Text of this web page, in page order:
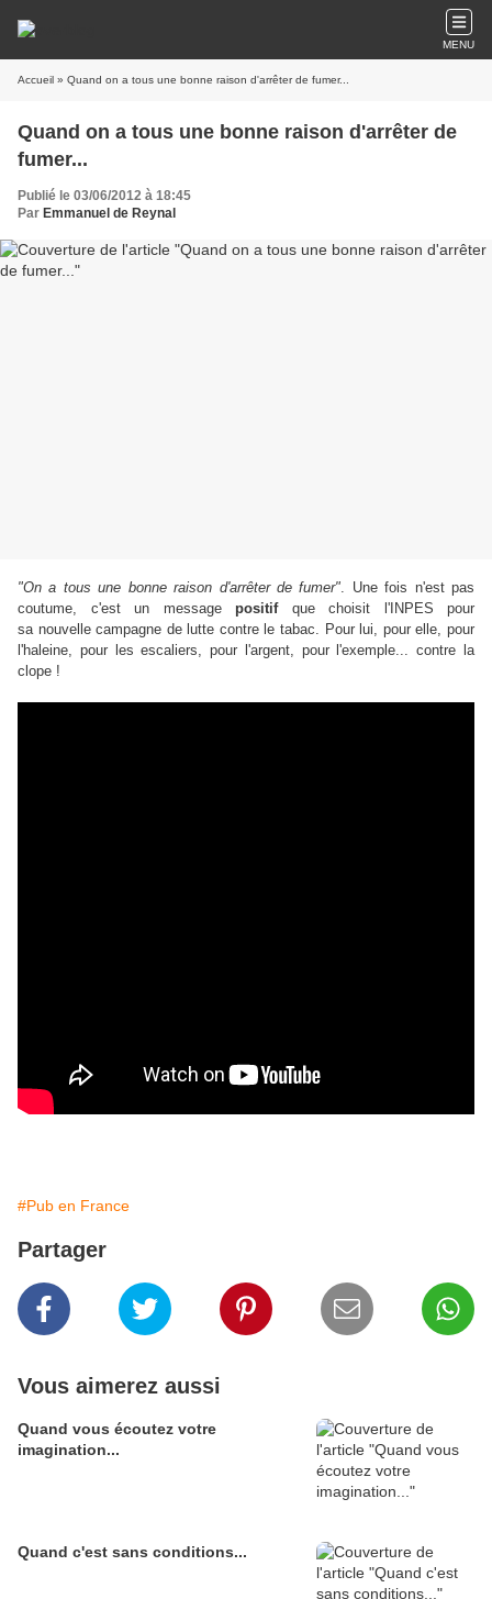
MENU
Accueil » Quand on a tous une bonne raison d'arrêter de fumer...
Quand on a tous une bonne raison d'arrêter de
fumer...
Publié le 03/06/2012 à 18:45
Par Emmanuel de Reynal
"On a tous une bonne raison d'arrêter de fumer". Une fois n'est pas
coutume, c'est un message positifque choisit l'INPES pour
sa nouvelle campagne de lutte contre le tabac. Pour lui, pour elle, pour
l'haleine, pour les escaliers, pour l'argent, pour l'exemple... contre la
clope !
#Pub en France
Partager
Vous aimerez aussi
Quand vous écoutez votre
imagination...
Quand c'est sans conditions...